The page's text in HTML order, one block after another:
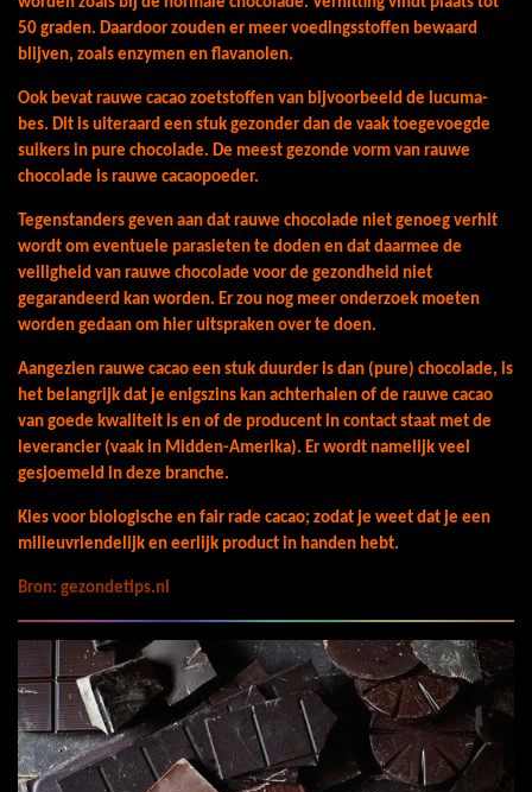
50 graden. Daardoor zouden er meer voedingsstoffen bewaard
blijven, zoals enzymen en flavanolen.
Ook bevat rauwe cacao zoetstoffen van bijvoorbeeld de lucuma-
bes. Dit is uiteraard een stuk gezonder dan de vaak toegevoegde
suikers in pure chocolade. De meest gezonde vorm van rauwe
chocolade is rauwe cacaopoeder.
Tegenstanders geven aan dat rauwe chocolade niet genoeg verhit
wordt om eventuele parasieten te doden en dat daarmee de
veiligheid van rauwe chocolade voor de gezondheid niet
gegarandeerd kan worden. Er zou nog meer onderzoek moeten
worden gedaan om hier uitspraken over te doen.
Aangezien rauwe cacao een stuk duurder is dan (pure) chocolade, is
het belangrijk dat je enigszins kan achterhalen of de rauwe cacao
van goede kwaliteit is en of de producent in contact staat met de
leverancier (vaak in Midden-Amerika). Er wordt namelijk veel
gesjoemeld in deze branche.
Kies voor biologische en fair rade cacao; zodat je weet dat je een
milieuvriendelijk en eerlijk product in handen hebt.
Bron: gezondetips.nl